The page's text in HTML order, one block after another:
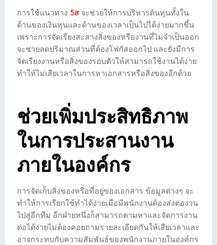
การใช้แนวทาง 5ส จะช่วยให้การบริหารต้นทุนทั้งใน
ด้านของเงินทุนและด้านของเวลาเป็นไปได้ง่ายมากขึ้น
เพราะการจัดเรียงสะสางสิ่งของหรืองานที่ไม่จำเป็นออก
จะช่วยลดปริมาณส่วนที่ต้องโฟกัสออกไป และยังมีการ
จัดเรียงงานหรือสิ่งของรอบตัวให้สามารถใช้งานได้ง่าย
ทำให้ไม่เสียเวลาในการหาเอกสารหรือสิ่งของอีกด้วย
ช่วยเพิ่มประสิทธิภาพ
ในการประสานงาน
ภายในองค์กร
การจัดเก็บสิ่งของหรือที่อยู่ของเอกสาร ข้อมูลต่างๆ จะ
ทำให้การเรียกใช้ทำได้ง่ายเมื่อมีพนักงานต้องส่งต่องาน
ไปสู่อีกทีม อีกฝ่ายหนึ่งก็สามารถตามหาและจัดการงาน
ต่อได้ง่ายไม่ต้องคอยถามรายละเอียดกันให้เสียเวลาและ
อาจกระทบกับความสัมพันธ์ของพนักงานภายในองค์กร